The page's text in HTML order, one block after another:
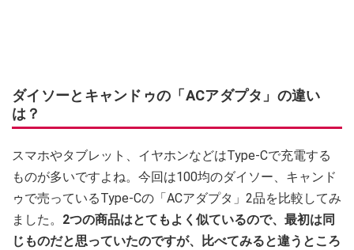
ダイソーとキャンドゥの「ACアダプタ」の違い
は？
スマホやタブレット、イヤホンなどはType-Cで充電する
ものが多いですよね。今回は100均のダイソー、キャンド
ゥで売っているType-Cの「ACアダプタ」2品を比較してみ
ました。 2つの商品はとてもよく似ているので、最初は同
じものだと思っていたのですが、比べてみると違うところ